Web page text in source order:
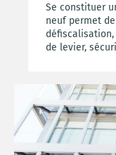
Se constituer
neuf permet
de levier,